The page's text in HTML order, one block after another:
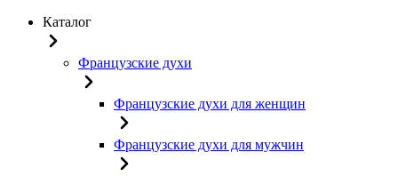
Каталог
Французские духи
Французские духи для женщин
Французские духи для мужчин